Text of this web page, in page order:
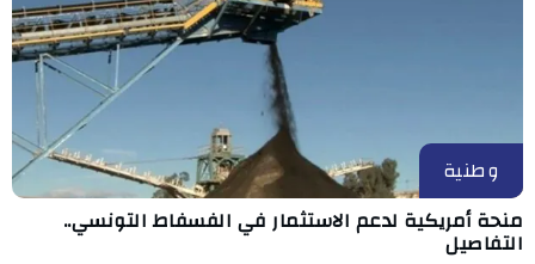
وطنية
منحة أمريكية لدعم الاستثمار في الفسفاط التونسي..
التفاصيل